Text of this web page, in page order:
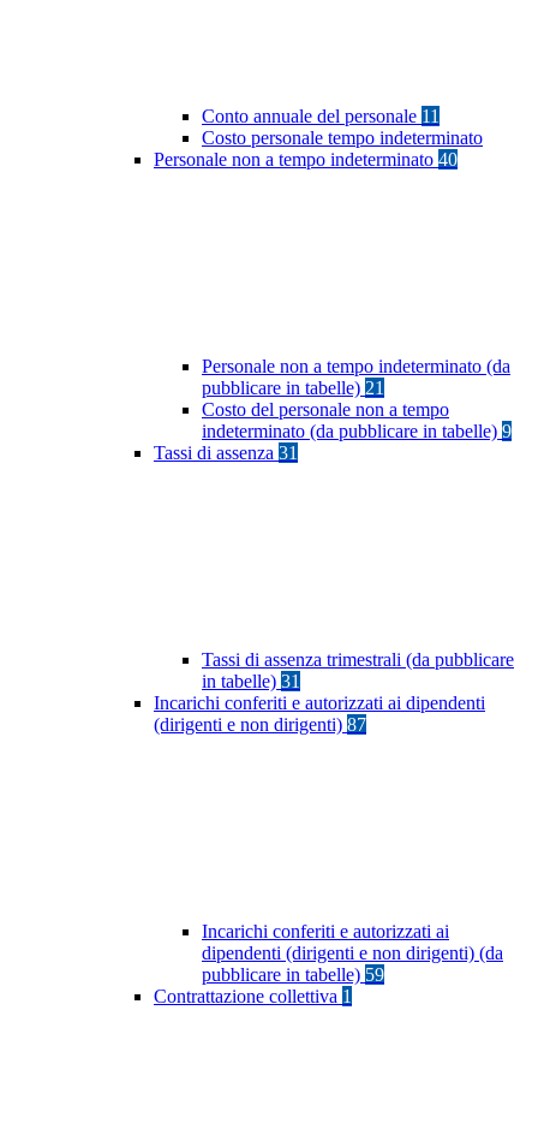
Conto annuale del personale 11
Costo personale tempo indeterminato
Personale non a tempo indeterminato 40
Personale non a tempo indeterminato (da
pubblicare in tabelle) 21
Costo del personale non a tempo
indeterminato (da pubblicare in tabelle) 9
Tassi di assenza 31
Tassi di assenza trimestrali (da pubblicare
in tabelle) 31
Incarichi conferiti e autorizzati ai dipendenti
(dirigenti e non dirigenti) 87
Incarichi conferiti e autorizzati ai
dipendenti (dirigenti e non dirigenti) (da
pubblicare in tabelle) 59
Contrattazione collettiva 1